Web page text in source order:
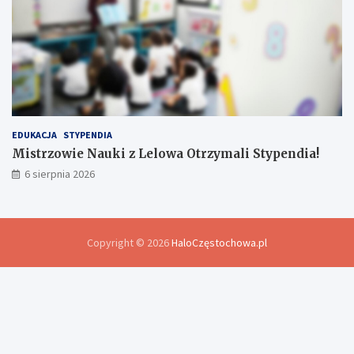
EDUKACJA STYPENDIA
Mistrzowie Nauki z Lelowa Otrzymali Stypendia!
6 sierpnia 2026
Copyright © 2026HaloCzęstochowa.pl